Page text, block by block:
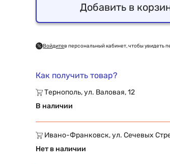
Добавить в
Войдитев персональный кабинет, чтобы увидеть
Как получить товар?
Тернополь, ул. Валовая, 12
В наличии
Ивано-Франковск, ул. Сечевых
Нет в наличии